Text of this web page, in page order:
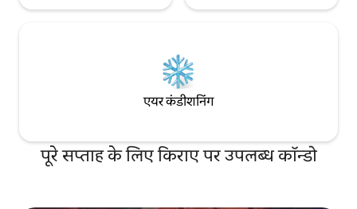
एयर कंडीशनिंग
पूरे सप्ताह के लिए किराए पर उपलब्ध कॉन्डो